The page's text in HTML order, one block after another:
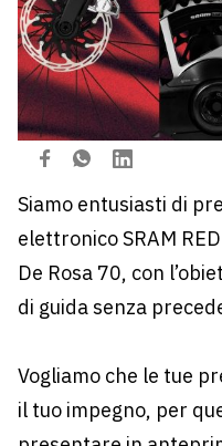
Siamo entusiasti di
elettronico SRAM
De Rosa 70, con
di guida senza
Vogliamo che le tue
il tuo impegno, per